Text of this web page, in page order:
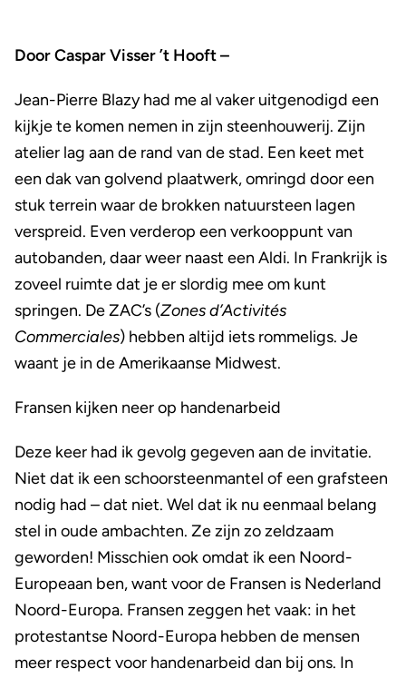
Door Caspar Visser ’t Hooft –
Jean-Pierre Blazy had me al vaker uitgenodigd een
kijkje te komen nemen in zijn steenhouwerij. Zijn
atelier lag aan de rand van de stad. Een keet met
een dak van golvend plaatwerk, omringd door een
stuk terrein waar de brokken natuursteen lagen
verspreid. Even verderop een verkooppunt van
autobanden, daar weer naast een Aldi. In Frankrijk is
zoveel ruimte dat je er slordig mee om kunt
springen. De ZAC’s (Zones d’Activités
Commerciales) hebben altijd iets rommeligs. Je
waant je in de Amerikaanse Midwest.
Fransen kijken neer op handenarbeid
Deze keer had ik gevolg gegeven aan de invitatie.
Niet dat ik een schoorsteenmantel of een grafsteen
nodig had – dat niet. Wel dat ik nu eenmaal belang
stel in oude ambachten. Ze zijn zo zeldzaam
geworden! Misschien ook omdat ik een Noord-
Europeaan ben, want voor de Fransen is Nederland
Noord-Europa. Fransen zeggen het vaak: in het
protestantse Noord-Europa hebben de mensen
meer respect voor handenarbeid dan bij ons. In